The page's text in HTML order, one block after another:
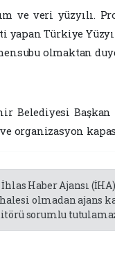
ve veri yüzyılı.
yapan Türkiye
olmaktan
Belediyesi
organizasyon
İhlas Haber Ajansı
olmadan ajans
sorumlu